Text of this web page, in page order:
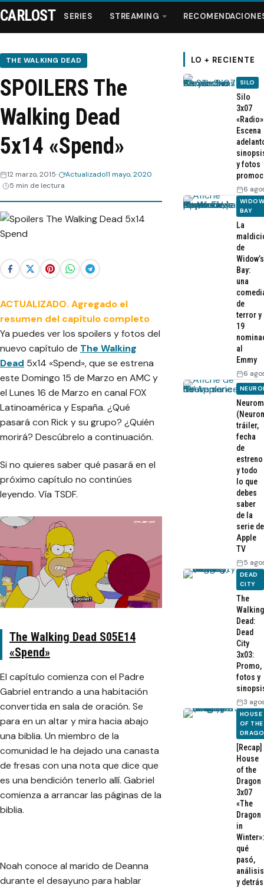
Series
Streaming
Recomendaciones
Videos
Webisodios
CARLOST SERIES STREAMING
THE WALKING DEAD
SPOILERS The
Walking Dead
5x14 «Spend»
12 marzo, 2015 Actualizado11 mayo, 2020
5 min de lectura
ACTUALIZADO. Agregado el
resumen del capítulo completo
Ya puedes ver los spoilers y fotos del
nuevo capítulo de The Walking
Dead 5x14 «Spend», que se estrena
este Domingo 15 de Marzo en AMC y
el Lunes 16 de Marzo en canal FOX
Latinoamérica y España. ¿Qué
pasará con Rick y su grupo? ¿Quién
morirá? Descúbrelo a continuación.
Si no quieres saber qué pasará en el
próximo capítulo no continúes
leyendo. Vía TSDF.
The Walking Dead S05E14
«Spend»
El capítulo comienza con el Padre
Gabriel entrando a una habitación
convertida en sala de oración. Se
para en un altar y mira hacia abajo
una biblia. Un miembro de la
comunidad le ha dejado una canasta
de fresas con una nota que dice que
es una bendición tenerlo allí. Gabriel
comienza a arrancar las páginas de la
biblia.
Noah conoce al marido de Deanna
durante el desayuno para hablar
LO + RECIENTE
SILO
Silo
3x07
Escena
y fotos
6
BAY
La
de
Widow’s
Bay:
una
de
terror y
19
al
Emmy
6
tráiler,
fecha
de
estreno
y todo
lo que
debes
saber
de la
serie de
Apple
TV
5
DEAD
CITY
The
Walking
Dead:
Dead
City
3x03:
Promo,
fotos y
3
HOUSE
OF THE
[Recap]
House
of the
Dragon
3x07
«The
Dragon
in
Winter»:
qué
pasó,
análisis
y detrás